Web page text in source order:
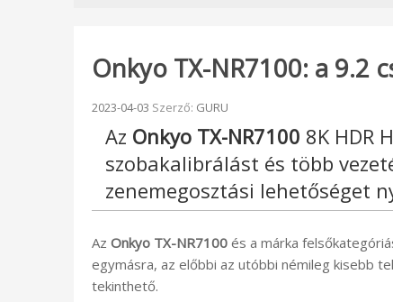
Onkyo TX-NR7100: a 9.2
Beküldve:
2023-04-03 Szerző: GURU
Az Onkyo TX-NR7100 8K HDR
szobakalibrálást és több
zenemegosztási lehetőséget
Az Onkyo TX-NR7100 és a márka
egymásra, az előbbi az utóbbi némileg kisebb
tekinthető.